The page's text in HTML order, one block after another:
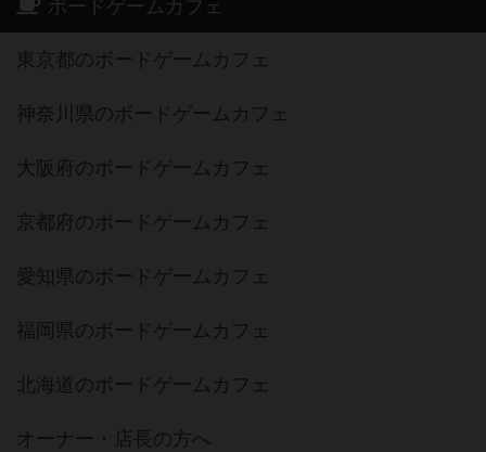
ボードゲームカフェ
東京都のボードゲームカフェ
神奈川県のボードゲームカフェ
大阪府のボードゲームカフェ
京都府のボードゲームカフェ
愛知県のボードゲームカフェ
福岡県のボードゲームカフェ
北海道のボードゲームカフェ
オーナー・店長の方へ